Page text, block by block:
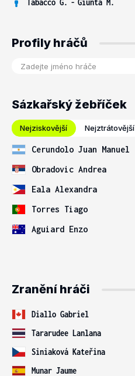
Tabacco G. - Giunta M.
Profily hráčů
Sázkařský žebříček
Nejziskovější Nejztrátovější
Cerundolo Juan Manuel
Obradovic Andrea
Eala Alexandra
Torres Tiago
Aguiard Enzo
Zranění hráči
Diallo Gabriel
Tararudee Lanlana
Siniaková Kateřina
Munar Jaume